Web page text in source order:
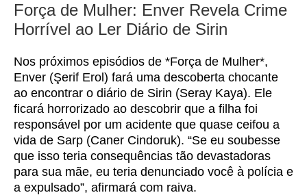
Força de Mulher: Enver Revela Crime
Horrível ao Ler Diário de Sirin
Nos próximos episódios de *Força de Mulher*,
Enver (Şerif Erol) fará uma descoberta chocante
ao encontrar o diário de Sirin (Seray Kaya). Ele
ficará horrorizado ao descobrir que a filha foi
responsável por um acidente que quase ceifou a
vida de Sarp (Caner Cindoruk). “Se eu soubesse
que isso teria consequências tão devastadoras
para sua mãe, eu teria denunciado você à polícia e
a expulsado”, afirmará com raiva.